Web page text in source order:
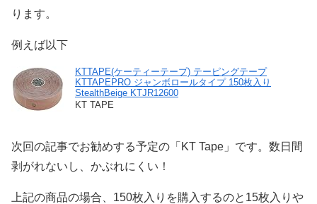
ります。
例えば以下
KTTAPE(ケーティーテープ) テーピングテープ
KTTAPEPRO ジャンボロールタイプ 150枚入り
StealthBeige KTJR12600
KT TAPE
次回の記事でお勧めする予定の「KT Tape」です。数日間
剥がれないし、かぶれにくい！
上記の商品の場合、150枚入りを購入するのと15枚入りや